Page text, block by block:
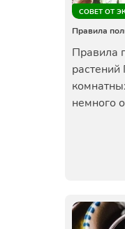
СОВЕТ ОТ
Правила
Правила
немного